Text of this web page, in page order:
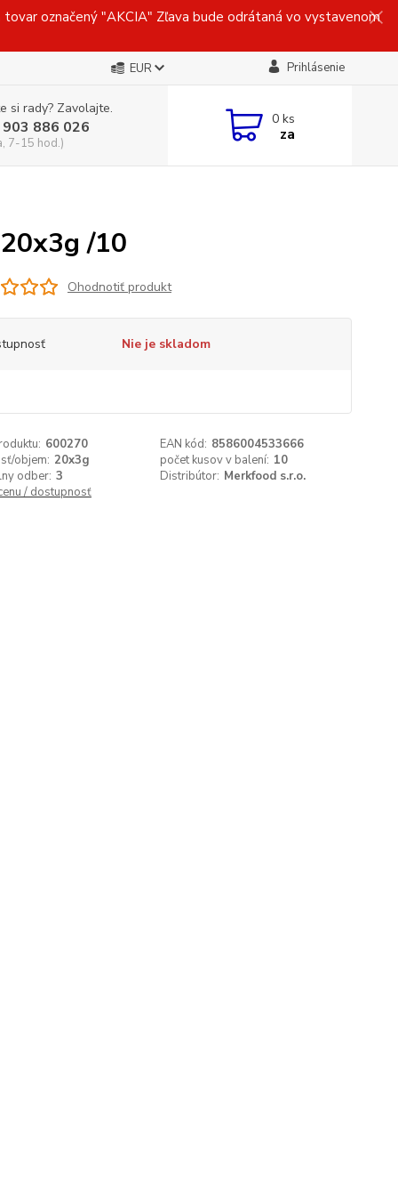
označený "AKCIA" Zľava bude odrátaná vo vystavenom
EUR Prihlásenie
si rady? Zavolajte.
886 026
7-15 hod.)
0 ks
za
/10
Ohodnotiť produkt
Nie je skladom
600270 EAN kód: 8586004533666
objem: 20x3g počet kusov v balení: 10
odber: 3 Distribútor: Merkfood s.r.o.
/ dostupnosť